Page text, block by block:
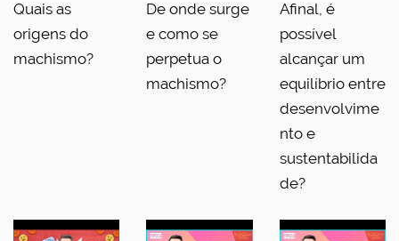
Quais as
origens do
machismo?
De onde surge
e como se
perpetua o
machismo?
Afinal, é
possível
alcançar um
equilíbrio entre
desenvolvime
nto e
sustentabilida
de?